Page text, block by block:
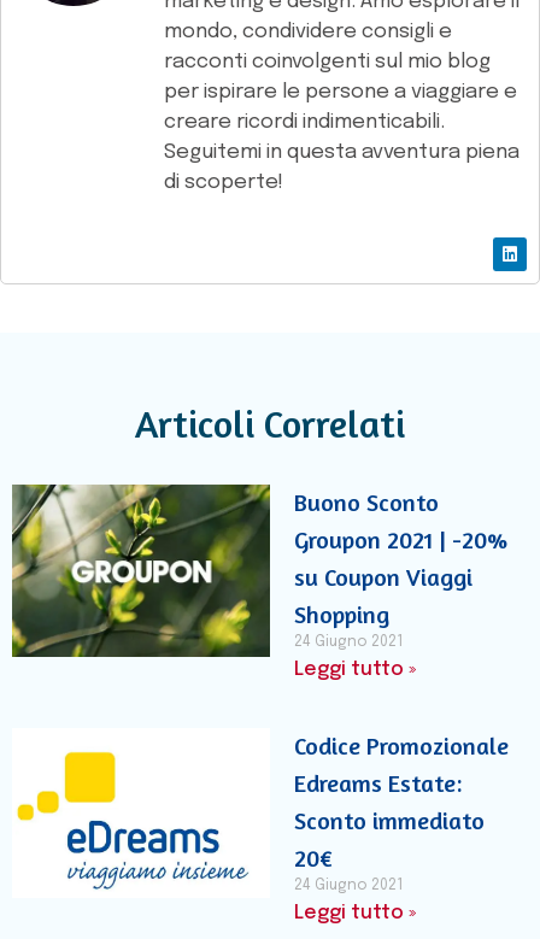
mondo, condividere consigli e
racconti coinvolgenti sul mio blog
per ispirare le persone a viaggiare e
creare ricordi indimenticabili.
Seguitemi in questa avventura piena
di scoperte!
Articoli Correlati
Buono Sconto
Groupon 2021 | -20%
su Coupon Viaggi
Shopping
24 Giugno 2021
Leggi tutto »
Codice Promozionale
Edreams Estate:
Sconto immediato
20€
24 Giugno 2021
Leggi tutto »